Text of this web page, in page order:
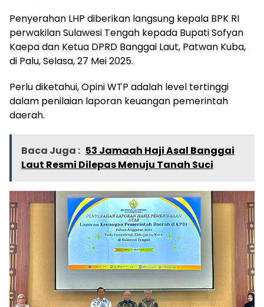
Penyerahan LHP diberikan langsung kepala BPK RI
perwakilan Sulawesi Tengah kepada Bupati Sofyan
Kaepa dan Ketua DPRD Banggai Laut, Patwan Kuba,
di Palu, Selasa, 27 Mei 2025.
Perlu diketahui, Opini WTP adalah level tertinggi
dalam penilaian laporan keuangan pemerintah
daerah.
Baca Juga : 53 Jamaah Haji Asal Banggai
Laut Resmi Dilepas Menuju Tanah Suci